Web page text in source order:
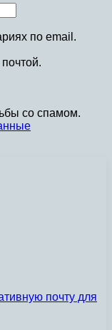
по email.
со спамом.
почту для